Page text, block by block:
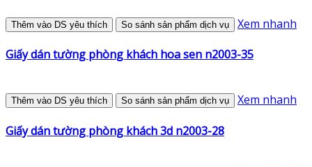
Thêm vào DS yêu thích So sánh sản phẩm dịch vụ Xem nhanh
Giấy dán tường phòng khách hoa sen n2003-35
Thêm vào DS yêu thích So sánh sản phẩm dịch vụ Xem nhanh
Giấy dán tường phòng khách 3d n2003-28